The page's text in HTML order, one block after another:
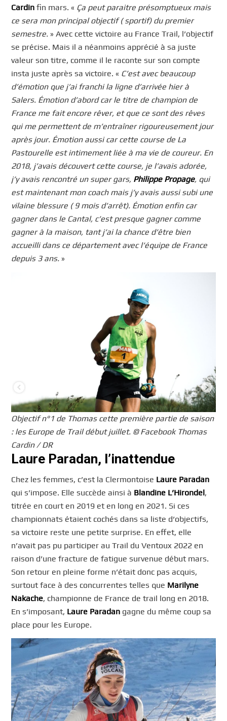
Cardin fin mars. « Ça peut paraitre présomptueux mais
ce sera mon principal objectif ( sportif) du premier
semestre. » Avec cette victoire au France Trail, l’objectif
se précise. Mais il a néanmoins apprécié à sa juste
valeur son titre, comme il le raconte sur son compte
insta juste après sa victoire. « C’est avec beaucoup
d’émotion que j’ai franchi la ligne d’arrivée hier à
Salers. Émotion d’abord car le titre de champion de
France me fait encore rêver, et que ce sont des rêves
qui me permettent de m’entraîner rigoureusement jour
après jour. Émotion aussi car cette course de La
Pastourelle est intimement liée à ma vie de coureur. En
2018, j’avais découvert cette course, je l’avais adorée,
j’y avais rencontré un super gars, Philippe Propage, qui
est maintenant mon coach mais j’y avais aussi subi une
vilaine blessure ( 9 mois d’arrêt). Émotion enfin car
gagner dans le Cantal, c’est presque gagner comme
gagner à la maison, tant j’ai la chance d’être bien
accueilli dans ce département avec l’équipe de France
depuis 3 ans. »
Objectif n°1 de Thomas cette première partie de saison
: les Europe de Trail début juillet. © Facebook Thomas
Cardin / DR
Laure Paradan, l’inattendue
Chez les femmes, c’est la Clermontoise Laure Paradan
qui s’impose. Elle succède ainsi à Blandine L’Hirondel,
titrée en court en 2019 et en long en 2021. Si ces
championnats étaient cochés dans sa liste d’objectifs,
sa victoire reste une petite surprise. En effet, elle
n’avait pas pu participer au Trail du Ventoux 2022 en
raison d’une fracture de fatigue survenue début mars.
Son retour en pleine forme n’était donc pas acquis,
surtout face à des concurrentes telles que Marilyne
Nakache, championne de France de trail long en 2018.
En s’imposant, Laure Paradan gagne du même coup sa
place pour les Europe.